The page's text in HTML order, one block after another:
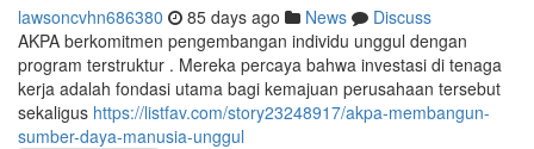
lawsoncvhn686380 85 days ago News
Discuss
AKPA berkomitmen pengembangan individu unggul dengan
program terstruktur . Mereka percaya bahwa investasi di tenaga
kerja adalah fondasi utama bagi kemajuan perusahaan tersebut
sekaligus https://listfav.com/story23248917/akpa-membangun-
sumber-daya-manusia-unggul